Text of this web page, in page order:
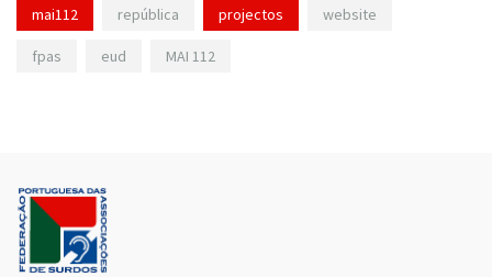
mai112 república projectos website
fpas eud MAI 112